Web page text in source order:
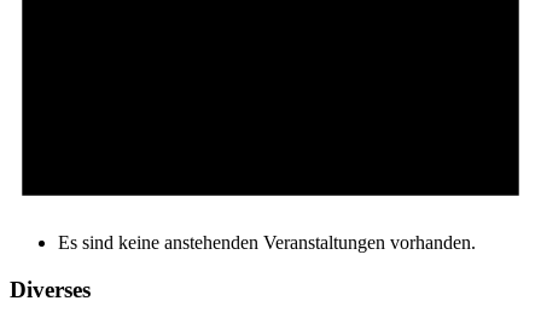
Es sind keine anstehenden Veranstaltungen vorhanden.
Diverses